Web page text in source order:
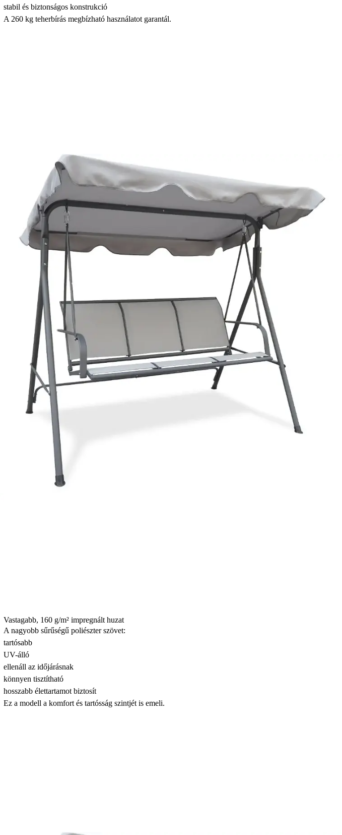
stabil és biztonságos konstrukció
A 260 kg teherbírás megbízható használatot garantál.
Vastagabb, 160 g/m² impregnált huzat
A nagyobb sűrűségű poliészter szövet:
tartósabb
UV-álló
ellenáll az időjárásnak
könnyen tisztítható
hosszabb élettartamot biztosít
Ez a modell a komfort és tartósság szintjét is emeli.